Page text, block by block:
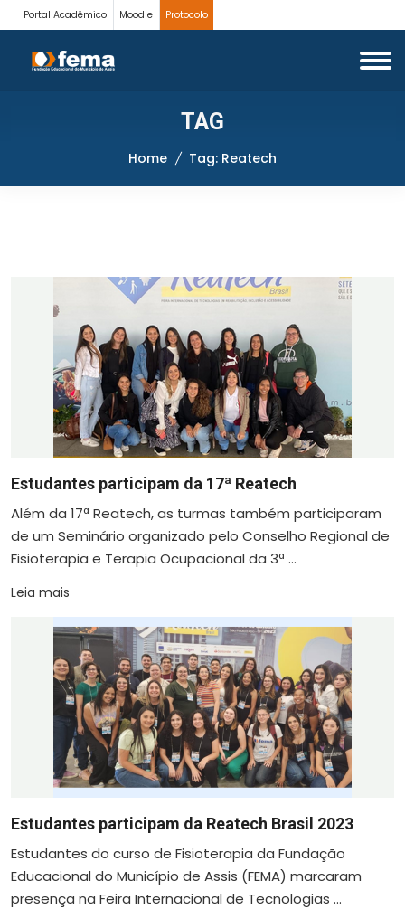
Portal Acadêmico Moodle Protocolo
TAG
Home Tag: Reatech
Estudantes participam da 17ª Reatech
Além da 17ª Reatech, as turmas também participaram
de um Seminário organizado pelo Conselho Regional de
Fisioterapia e Terapia Ocupacional da 3ª ...
Leia mais
Estudantes participam da Reatech Brasil 2023
Estudantes do curso de Fisioterapia da Fundação
Educacional do Município de Assis (FEMA) marcaram
presença na Feira Internacional de Tecnologias ...